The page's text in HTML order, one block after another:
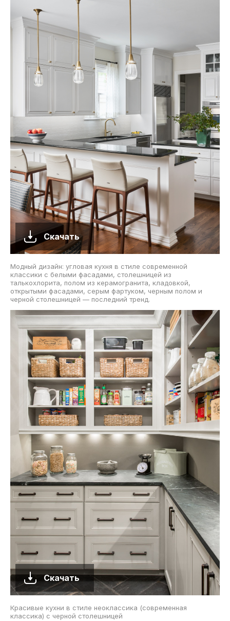
Скачать
Модный дизайн: угловая кухня в стиле современной
классики с белыми фасадами, столешницей из
талькохлорита, полом из керамогранита, кладовкой,
открытыми фасадами, серым фартуком, черным полом и
черной столешницей — последний тренд.
Скачать
Красивые кухни в стиле неоклассика (современная
классика) с черной столешницей